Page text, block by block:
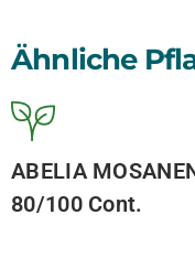
Ähnliche
ABELIA
80/100 Cont.